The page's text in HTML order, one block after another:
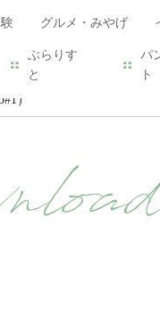
グルメ・みやげ
ぶらりす
と
パ
ト
）